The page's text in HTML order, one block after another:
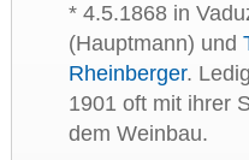
* 4.5.1868 in
(Hauptmann) und
Rheinberger.
1901 oft mit ihrer
dem Weinbau.